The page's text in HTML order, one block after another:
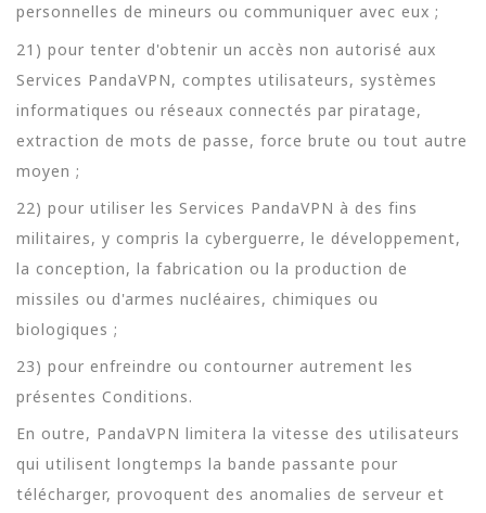
personnelles de mineurs ou communiquer avec eux ;
21) pour tenter d'obtenir un accès non autorisé aux
Services PandaVPN, comptes utilisateurs, systèmes
informatiques ou réseaux connectés par piratage,
extraction de mots de passe, force brute ou tout autre
moyen ;
22) pour utiliser les Services PandaVPN à des fins
militaires, y compris la cyberguerre, le développement,
la conception, la fabrication ou la production de
missiles ou d'armes nucléaires, chimiques ou
biologiques ;
23) pour enfreindre ou contourner autrement les
présentes Conditions.
En outre, PandaVPN limitera la vitesse des utilisateurs
qui utilisent longtemps la bande passante pour
télécharger, provoquent des anomalies de serveur et